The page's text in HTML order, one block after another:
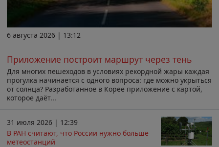
6 августа 2026 | 13:12
Приложение построит маршрут через тень
Для многих пешеходов в условиях рекордной жары каждая
прогулка начинается с одного вопроса: где можно укрыться
от солнца? Разработанное в Корее приложение с картой,
которое даёт...
31 июля 2026 | 12:39
В РАН считают, что России нужно больше
метеостанций